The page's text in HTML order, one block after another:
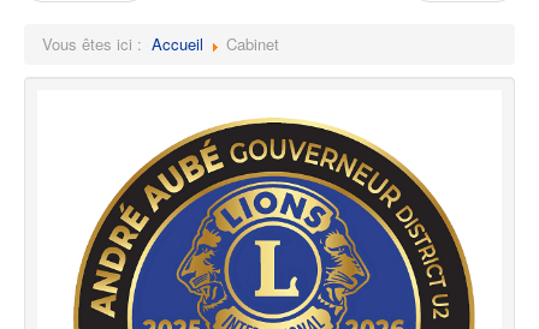
Vous êtes ici : Accueil Cabinet